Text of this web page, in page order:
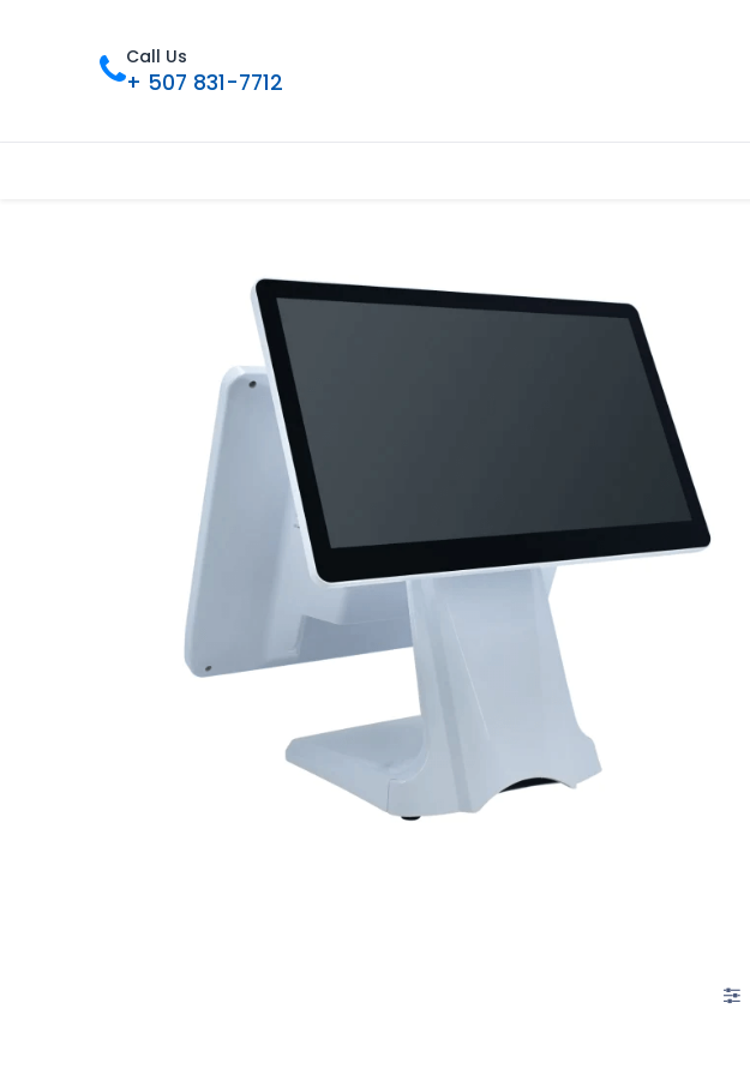
Call Us
+ 507 831-7712